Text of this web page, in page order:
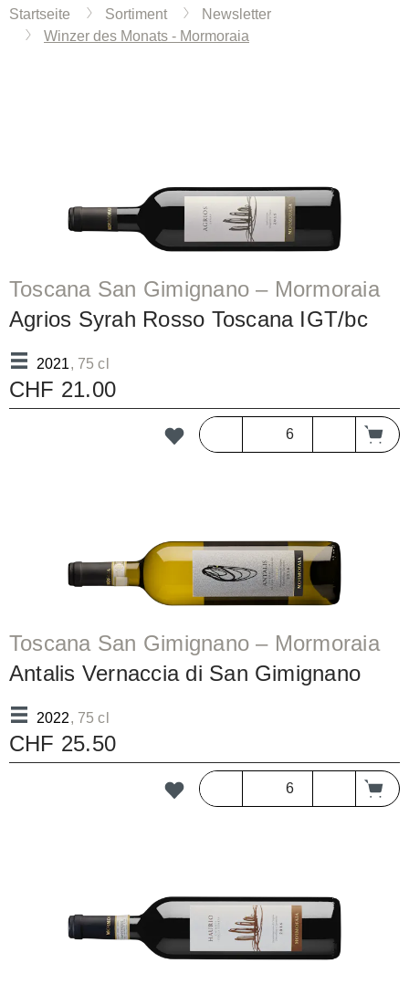
Startseite Sortiment
Newsletter
Winzer des Monats - Mormoraia
Toscana San Gimignano – Mormoraia
Agrios Syrah Rosso Toscana IGT/bc
2021, 75 cl
CHF 21.00
Toscana San Gimignano – Mormoraia
Antalis Vernaccia di San Gimignano
Riserva DOCG/bc
2022, 75 cl
CHF 25.50